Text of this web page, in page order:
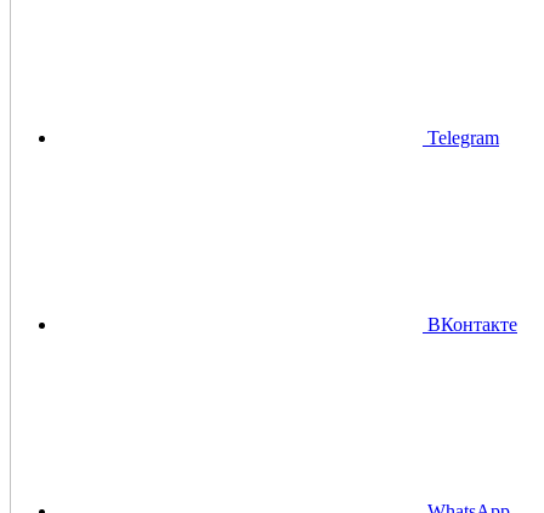
Telegram
ВКонтакте